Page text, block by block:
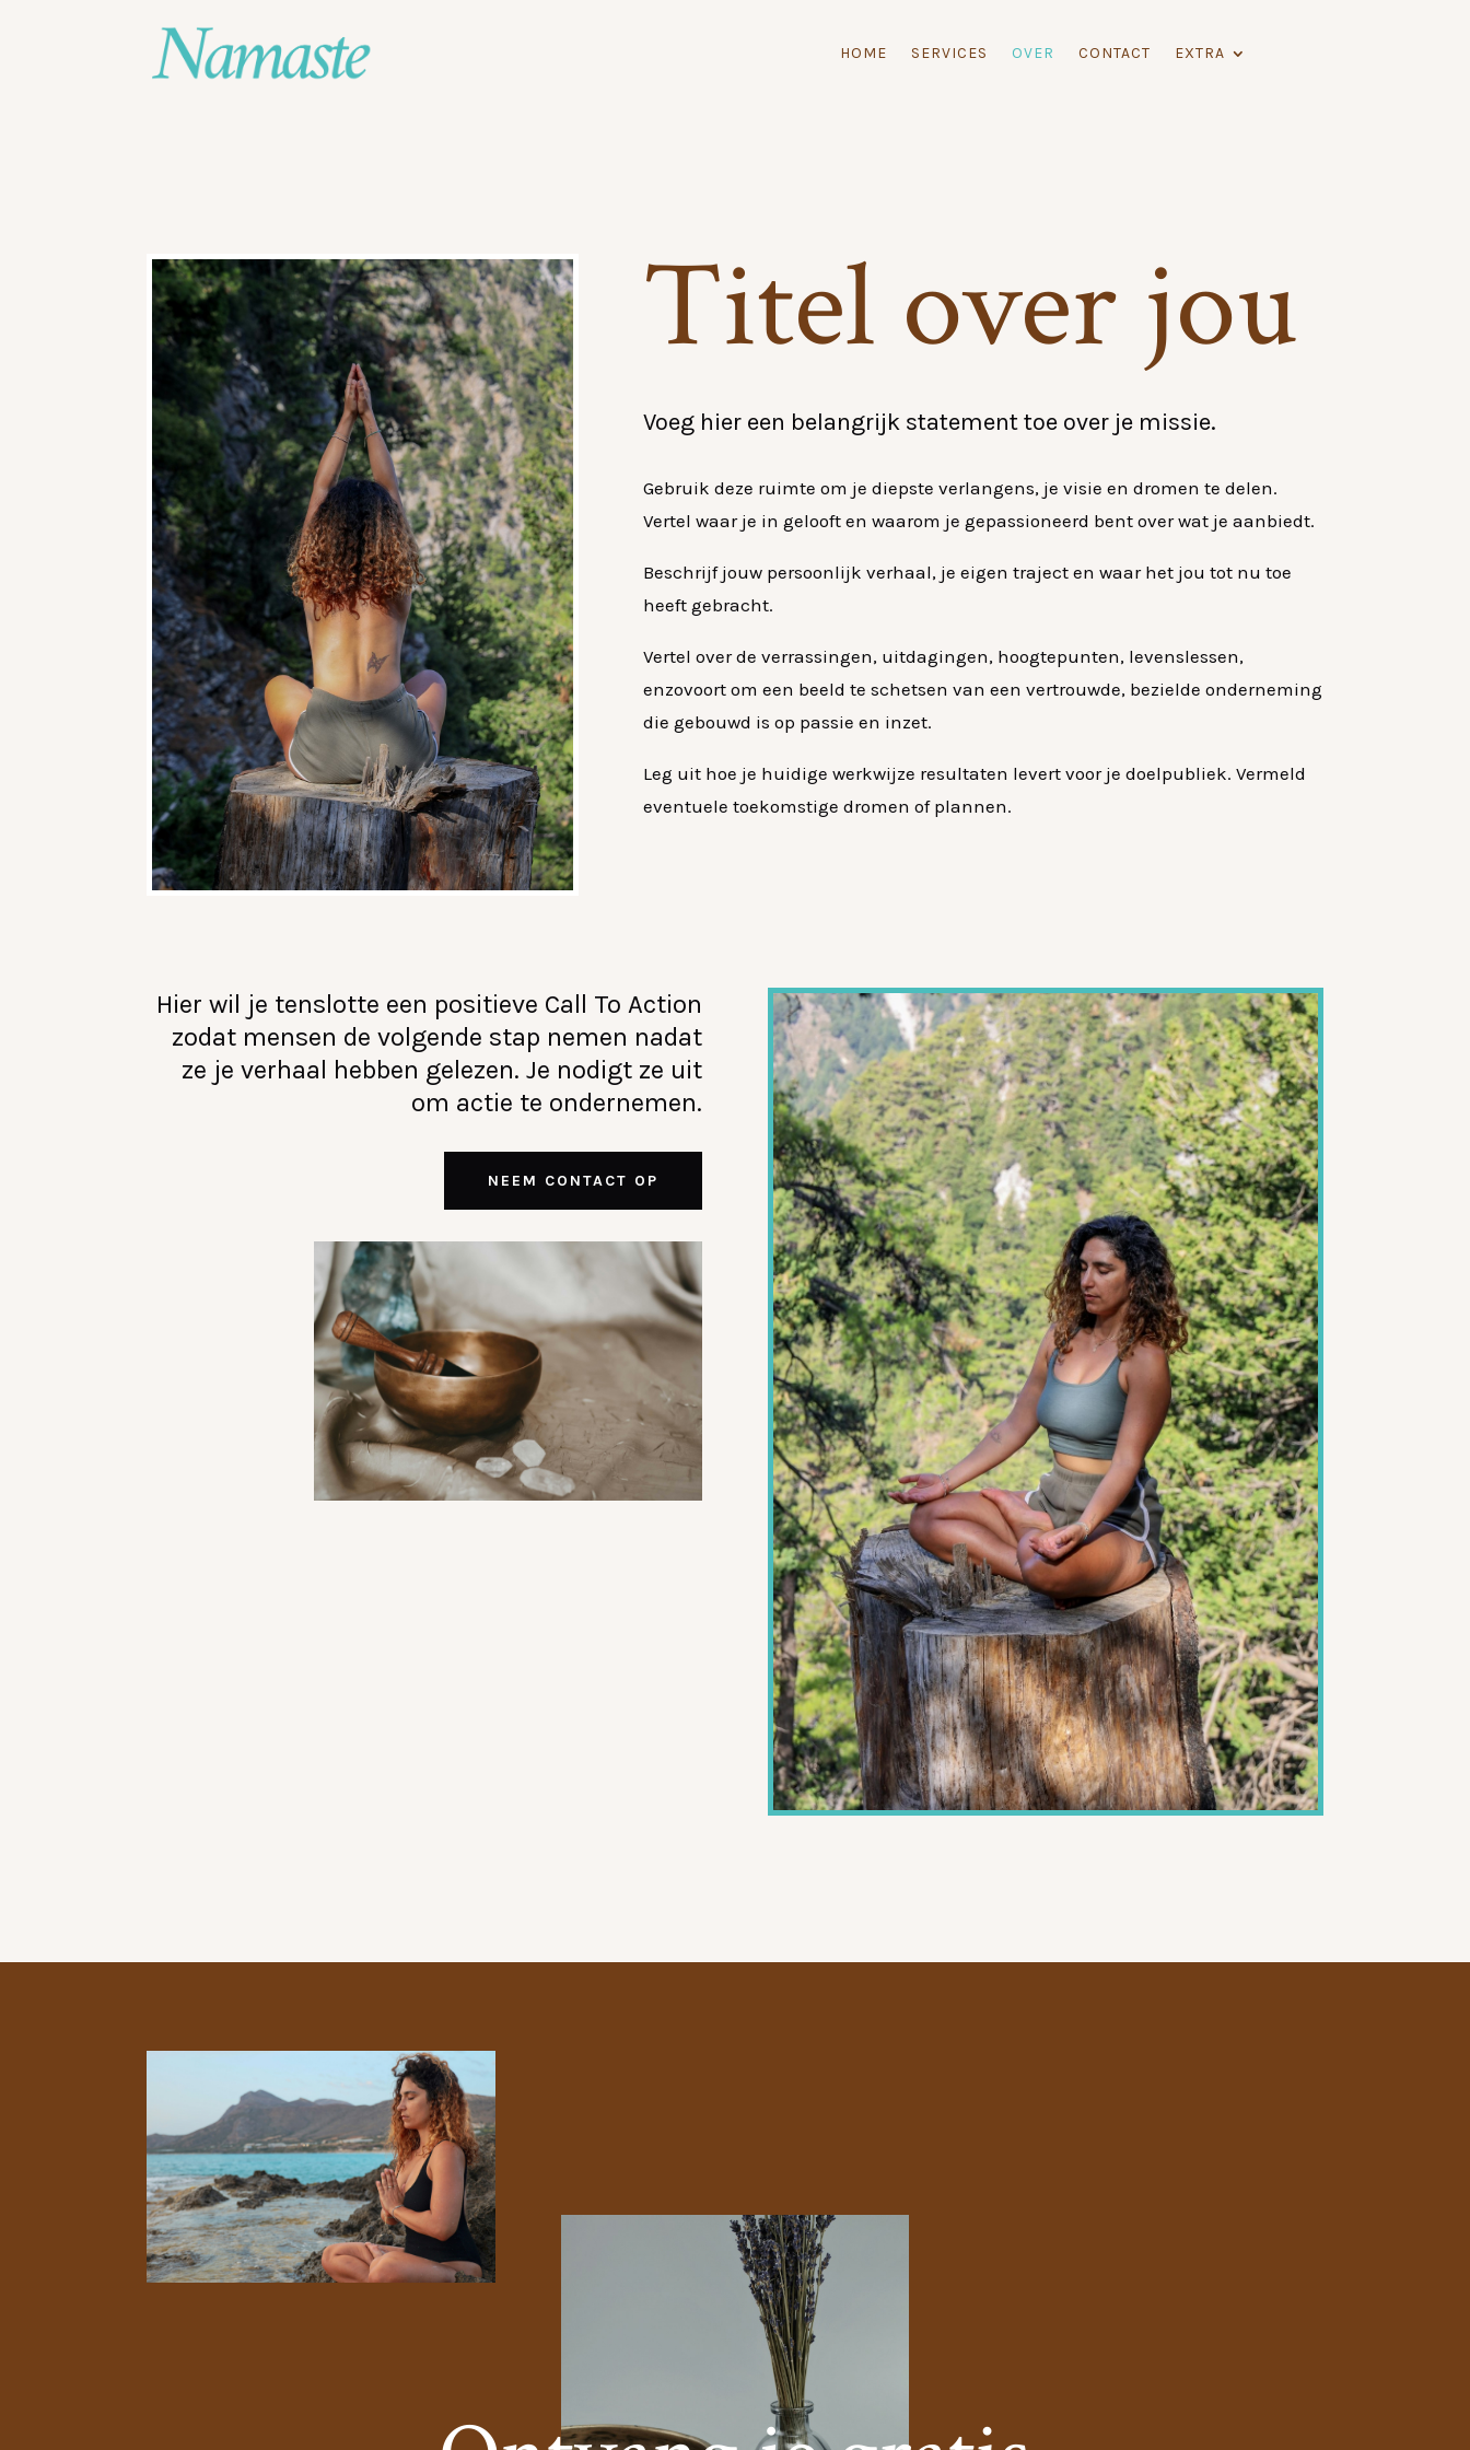
HOME SERVICES OVER CONTACT EXTRA
Titel over jou
Voeg hier een belangrijk statement toe over je missie.
Gebruik deze ruimte om je diepste verlangens, je visie en dromen te delen.
Vertel waar je in gelooft en waarom je gepassioneerd bent over wat je aanbiedt.
Beschrijf jouw persoonlijk verhaal, je eigen traject en waar het jou tot nu toe
heeft gebracht.
Vertel over de verrassingen, uitdagingen, hoogtepunten, levenslessen,
enzovoort om een beeld te schetsen van een vertrouwde, bezielde onderneming
die gebouwd is op passie en inzet.
Leg uit hoe je huidige werkwijze resultaten levert voor je doelpubliek. Vermeld
eventuele toekomstige dromen of plannen.
Hier wil je tenslotte een positieve Call To Action
zodat mensen de volgende stap nemen nadat
ze je verhaal hebben gelezen. Je nodigt ze uit
om actie te ondernemen.
NEEM CONTACT OP